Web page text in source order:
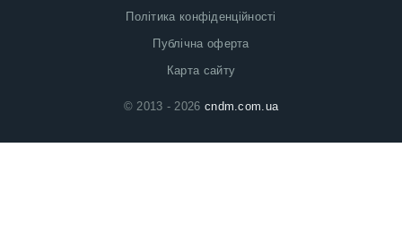
Політика конфіденційності
Публічна оферта
Карта сайту
© 2013 - 2026 cndm.com.ua